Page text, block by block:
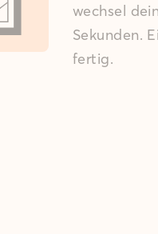
wechsel
Sekunden.
fertig.